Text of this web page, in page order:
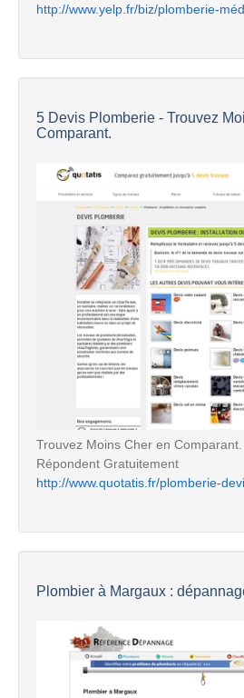
http://www.yelp.fr/biz/plomberie-
5 Devis Plomberie - Trouvez
Comparant.
Trouvez Moins Cher en
Répondent Gratuitement
http://www.quotatis.fr/plomberie-
Plombier à Margaux :